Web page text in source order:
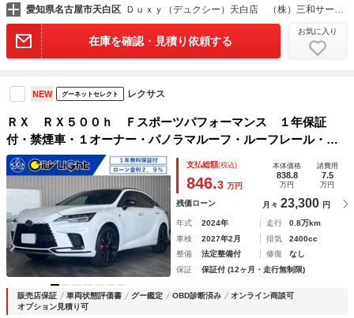
愛知県名古屋市天白区
在庫を確認・見積り依頼する
お気に入り
NEW グーネットセレクト レクサス
ＲＸ ＲＸ５００ｈ Ｆスポーツパフォーマンス １年保証
付・禁煙車・１オーナー・パノラマルーフ・ルーフレール・オ
レンジブレーキキャリパー・新品タイヤ・ナビ・ＴＶ・Ｂｌｕ
ｅｔｏｏｔｈ・パノラミックビューモニター・レクサスチーム
メイト・赤黒レザーシート
支払総額(税込)
846.3 万円
本体価格
838.8
万円
諸費用
7.5
万円
残価ローン 月々 23,300 円
年式 2024年 走行
0.8万km
車検
2027年2月 排気
2400cc
整備
法定整備付 修復
なし
保証
保証付 (12ヶ月・走行無制限)
販売店保証 車両状態評価書 グー鑑定 OBD診断済み
オンライン商談可
オプション見積り可